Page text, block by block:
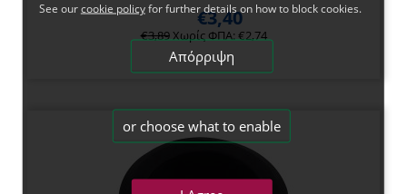
€3,89
€3,40
Χωρίς ΦΠΑ:€2,74
See ourcookie policyfor further details on how to block cookies.
Απόρριψη
or choose what to enable